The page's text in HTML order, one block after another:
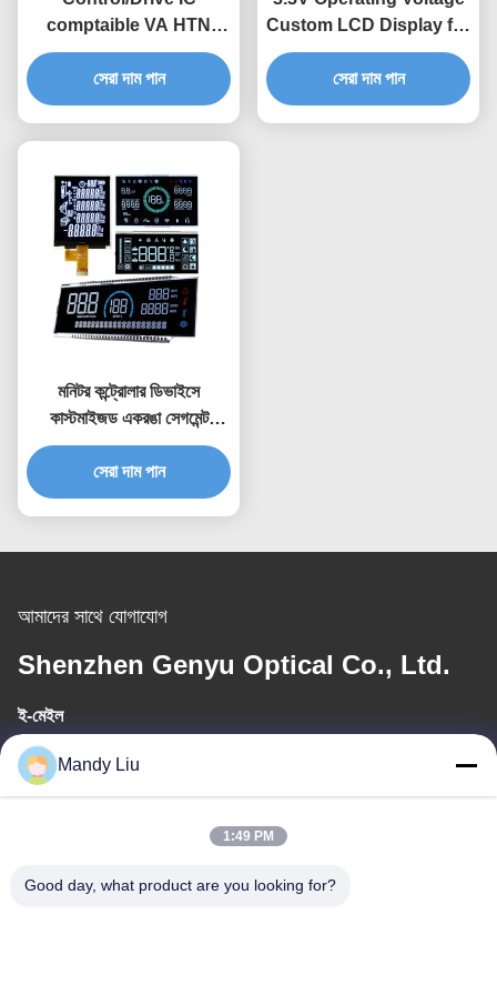
comptaible VA HTN
Blue Green Backlight
COB Segment LCD
Module for Customized
সেরা দাম পান
Custom LCD Display for
Positive Reflective
Screen Energy Meter 8
Digit 7 Segment
সেরা দাম পান
মনিটর কন্ট্রোলার ডিভাইসে
কাস্টমাইজড একরঙা সেগমেন্ট
এলসিডি-র জন্য সাদা এলইডি
ব্যাকলাইট সহ বৃহৎ ভিএ ব্ল্যাক কালার
ডিসপ্লে স্ক্রিন
সেরা দাম পান
আমাদের সাথে যোগাযোগ
Shenzhen Genyu Optical Co., Ltd.
ই-মেইল
Tan@genyudisplay.com
আমাদের ঠিকানা
Mandy Liu
1:49 PM
Good day, what product are you looking for?